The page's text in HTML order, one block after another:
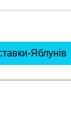
Яблунів